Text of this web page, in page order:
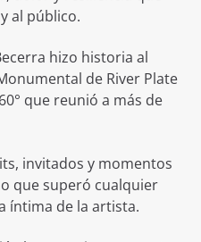
al público.
hizo historia al
de River Plate
que reunió a más de
invitados y momentos
que superó cualquier
íntima de la artista.